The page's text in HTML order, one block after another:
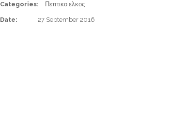
Categories: Πεπτικο ελκος
Date: 27 September 2016